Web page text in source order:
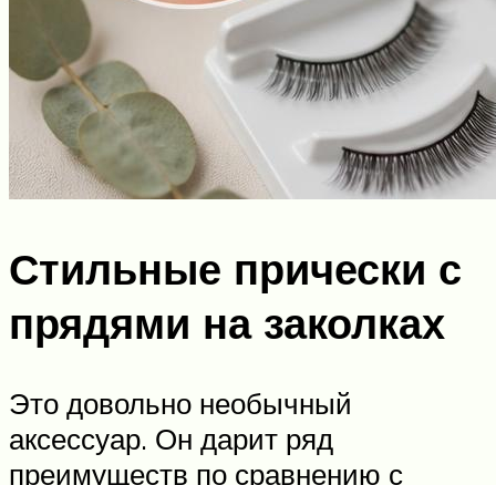
Стильные прически с
прядями на заколках
Это довольно необычный
аксессуар. Он дарит ряд
преимуществ по сравнению с